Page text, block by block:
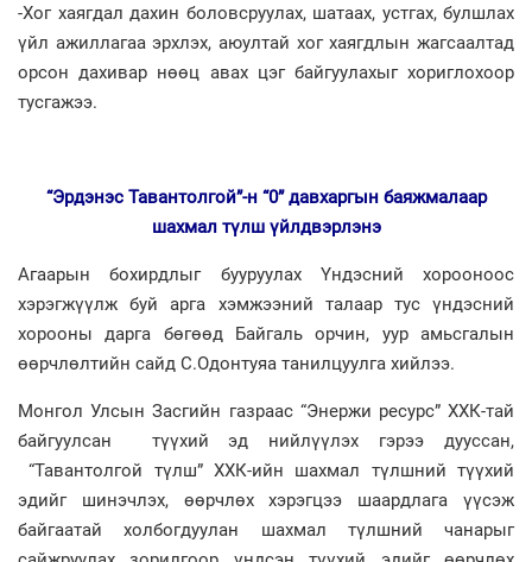
-Хог хаягдал дахин боловсруулах, шатаах, устгах, булшлах
үйл ажиллагаа эрхлэх, аюултай хог хаягдлын жагсаалтад
орсон дахивар нөөц авах цэг байгуулахыг хориглохоор
тусгажээ.
“Эрдэнэс Тавантолгой”-н “0” давхаргын баяжмалаар
шахмал түлш үйлдвэрлэнэ
Агаарын бохирдлыг бууруулах Үндэсний хорооноос
хэрэгжүүлж буй арга хэмжээний талаар тус үндэсний
хорооны дарга бөгөөд Байгаль орчин, уур амьсгалын
өөрчлөлтийн сайд С.Одонтуяа танилцуулга хийлээ.
Монгол Улсын Засгийн газраас “Энержи ресурс” ХХК-тай
байгуулсан түүхий эд нийлүүлэх гэрээ дууссан,
“Тавантолгой түлш” ХХК-ийн шахмал түлшний түүхий
эдийг шинэчлэх, өөрчлөх хэрэгцээ шаардлага үүсэж
байгаатай холбогдуулан шахмал түлшний чанарыг